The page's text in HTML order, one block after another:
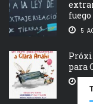
5
para